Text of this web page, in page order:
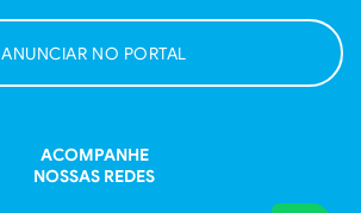
ANUNCIAR NO PORTAL
ACOMPANHE
NOSSAS REDES